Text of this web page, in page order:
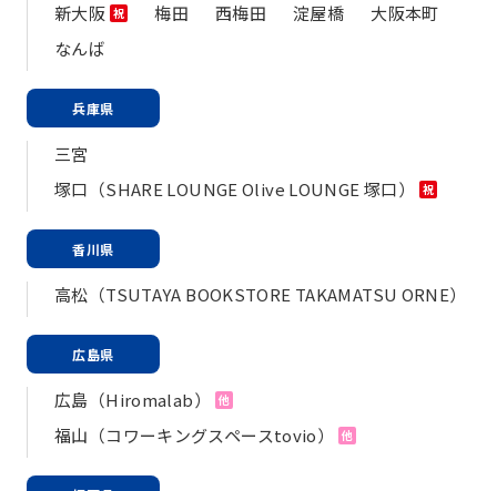
新大阪 祝 梅田 西梅田 淀屋橋
大阪本町
なんば
兵庫県
三宮
塚口（SHARE LOUNGE Olive LOUNGE 塚口）
祝
香川県
高松（TSUTAYA BOOKSTORE TAKAMATSU ORNE）
広島県
広島（Hiromalab） 他
福山（コワーキングスペースtovio） 他